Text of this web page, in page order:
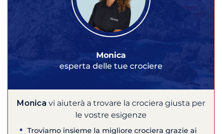
Monica
esperta delle tue crociere
Monica vi aiuterà a trovare la crociera giusta per
le vostre esigenze
Troviamo insieme la migliore crociera grazie ai